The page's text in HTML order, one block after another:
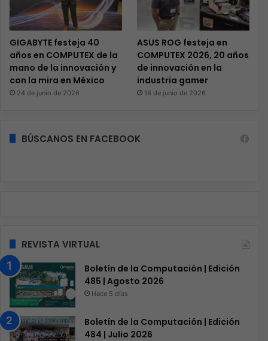
GIGABYTE festeja 40
años en COMPUTEX de la
mano de la innovación y
con la mira en México
24 de junio de 2026
ASUS ROG festeja en
COMPUTEX 2026, 20 años
de innovación en la
industria gamer
18 de junio de 2026
BÚSCANOS EN FACEBOOK
REVISTA VIRTUAL
Boletín de la Computación | Edición
485 | Agosto 2026
Hace 5 días
Boletín de la Computación | Edición
484 | Julio 2026